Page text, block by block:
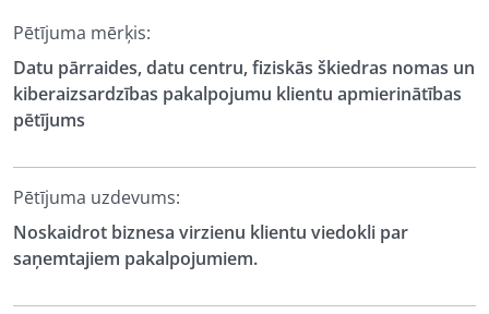
Pētījuma mērķis:
Datu pārraides, datu centru, fiziskās škiedras nomas un
kiberaizsardzības pakalpojumu klientu apmierinātības
pētījums
Pētījuma uzdevums:
Noskaidrot biznesa virzienu klientu viedokli par
saņemtajiem pakalpojumiem.